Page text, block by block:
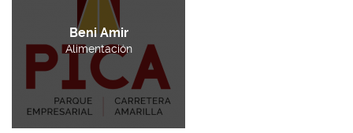
Beni Amir
Alimentación